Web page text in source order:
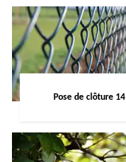
Pose de clôture 14